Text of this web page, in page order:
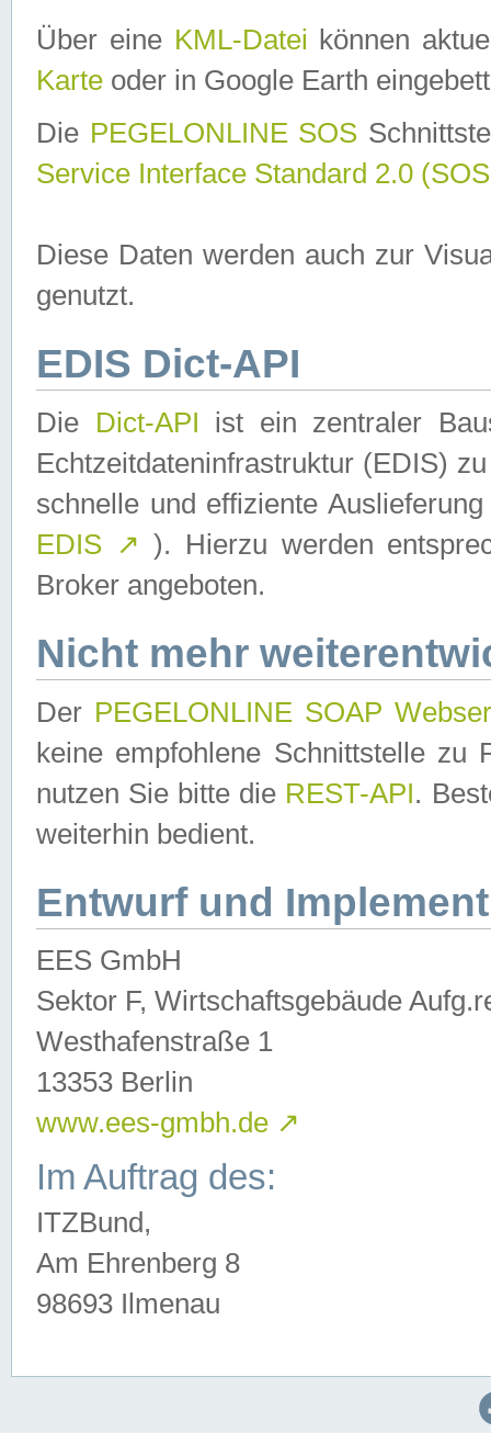
Über eine KML-Datei können
Karte oder in Google Earth
Die PEGELONLINE SOS
Service Interface Standard 2.0
Diese Daten werden auch zur
genutzt.
EDIS Dict-API
Die Dict-API ist ein zentraler
Echtzeitdateninfrastruktur (EDIS)
schnelle und effiziente
EDIS ↗ ). Hierzu werden
Broker angeboten.
Nicht mehr
Der PEGELONLINE SOAP
keine empfohlene Schnittstelle zu
nutzen Sie bitte die REST-API.
weiterhin bedient.
Entwurf und
EES GmbH
Sektor F, Wirtschaftsgebäude
Westhafenstraße 1
13353 Berlin
www.ees-gmbh.de ↗
Im Auftrag des:
ITZBund,
Am Ehrenberg 8
98693 Ilmenau